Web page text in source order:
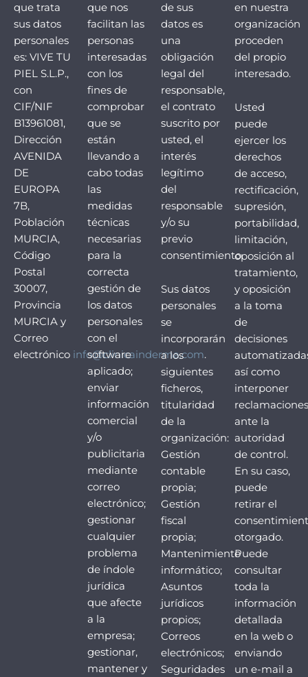
que trata
sus datos
personales
es: VIVE TU
PIEL S.L.P.,
con
CIF/NIF
B13961081,
Dirección
AVENIDA
DE
EUROPA
7B,
Población
MURCIA,
Código
Postal
30007,
Provincia
MURCIA y
Correo
electrónico info@clinicainderma.com.
que nos
facilitan las
personas
interesadas
con los
fines de
comprobar
que se
están
llevando a
cabo todas
las
medidas
técnicas
necesarias
para la
correcta
gestión de
los datos
personales
con el
software
aplicado;
enviar
información
comercial
y/o
publicitaria
mediante
correo
electrónico;
gestionar
cualquier
problema
de índole
jurídica
que afecte
a la
empresa;
gestionar,
mantener y
de sus
datos es
una
obligación
legal del
responsable,
el contrato
suscrito por
usted, el
interés
legítimo
del
responsable
y/o su
previo
consentimiento.
Sus datos
personales
se
incorporarán
a los
siguientes
ficheros,
titularidad
de la
organización:
Gestión
contable
propia;
Gestión
fiscal
propia;
Mantenimiento
informático;
Asuntos
jurídicos
propios;
Correos
electrónicos;
Seguridades
en nuestra
organización
proceden
del propio
interesado.
Usted
puede
ejercer los
derechos
de acceso,
rectificación,
supresión,
portabilidad,
limitación,
oposición al
tratamiento,
y oposición
a la toma
de
decisiones
así como
interponer
reclamaciones
ante la
autoridad
de control.
En su caso,
puede
retirar el
otorgado.
Puede
consultar
toda la
información
detallada
en la web o
enviando
un e-mail a